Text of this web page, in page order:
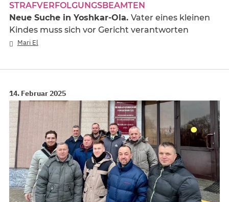
TRAFVERFOLGUNGSBEAMTEN
Neue Suche in Yoshkar-Ola. Vater eines kleinen
Kindes muss sich vor Gericht verantworten
Mari El
14. Februar 2025